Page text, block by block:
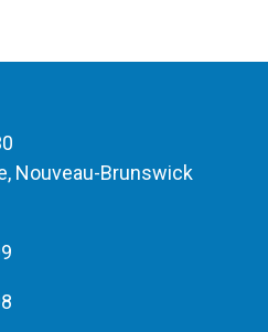
Nouveau-Brunswick